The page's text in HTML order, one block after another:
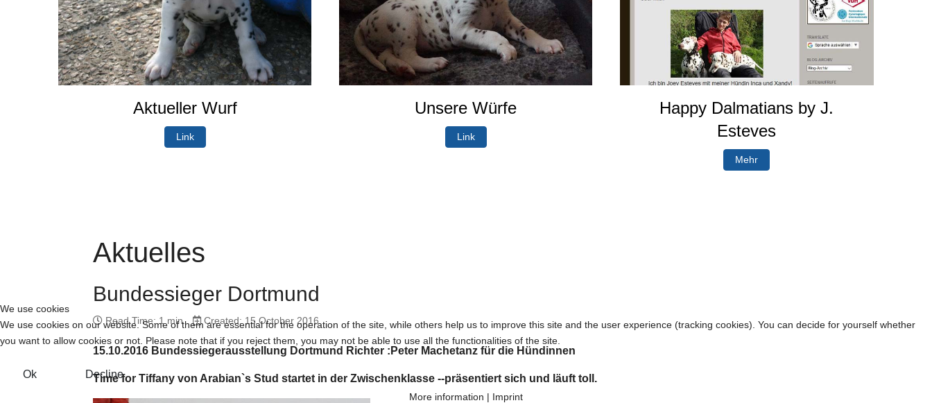
Aktueller Wurf
Link
Unsere Würfe
Link
Happy Dalmatians by J.
Esteves
Mehr
Aktuelles
Bundessieger Dortmund
Read Time: 1 min Created: 15 October 2016
15.10.2016 Bundessiegerausstellung Dortmund Richter :Peter Machetanz für die Hündinnen
Time for Tiffany von Arabian`s Stud startet in der Zwischenklasse --präsentiert sich und läuft toll.
We use cookies
We use cookies on our website. Some of them are essential for the operation of the site, while others help us to improve this site and the user experience (tracking cookies). You can decide for yourself whether
you want to allow cookies or not. Please note that if you reject them, you may not be able to use all the functionalities of the site.
Ok Decline
More information | Imprint